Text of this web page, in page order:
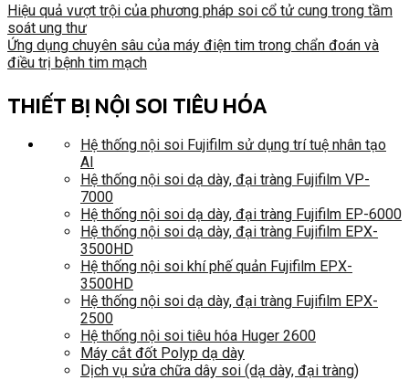
Hiệu quả vượt trội của phương pháp soi cổ tử cung trong tầm
soát ung thư
Ứng dụng chuyên sâu của máy điện tim trong chẩn đoán và
điều trị bệnh tim mạch
THIẾT BỊ NỘI SOI TIÊU HÓA
Hệ thống nội soi Fujifilm sử dụng trí tuệ nhân tạo
AI
Hệ thống nội soi dạ dày, đại tràng Fujifilm VP-
7000
Hệ thống nội soi dạ dày, đại tràng Fujifilm EP-6000
Hệ thống nội soi dạ dày, đại tràng Fujifilm EPX-
3500HD
Hệ thống nội soi khí phế quản Fujifilm EPX-
3500HD
Hệ thống nội soi dạ dày, đại tràng Fujifilm EPX-
2500
Hệ thống nội soi tiêu hóa Huger 2600
Máy cắt đốt Polyp dạ dày
Dịch vụ sửa chữa dây soi (dạ dày, đại tràng)